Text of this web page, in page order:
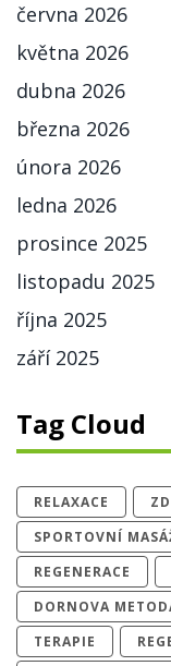
června 2026
května 2026
dubna 2026
března 2026
února 2026
ledna 2026
prosince 2025
listopadu 2025
října 2025
září 2025
Tag Cloud
RELAXACE
SPORTOVNÍ
REGENERACE
DORNOVA
TERAPIE